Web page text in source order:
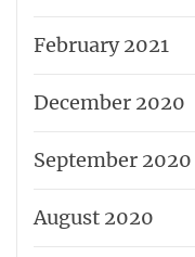
February 2021
December 2020
September 2020
August 2020